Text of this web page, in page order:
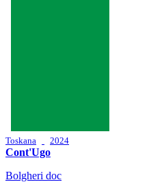
Toskana 2024
Cont'Ugo
Bolgheri doc